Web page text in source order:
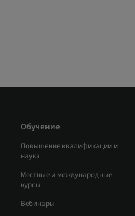
Обучение
Повышение квалификации и
наука
Местные и международные
курсы
Вебинары